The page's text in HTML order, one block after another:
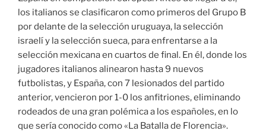
los italianos se clasificaron como primeros del Grupo B
por delante de la selección uruguaya, la selección
israelí y la selección sueca, para enfrentarse a la
selección mexicana en cuartos de final. En él, donde los
jugadores italianos alinearon hasta 9 nuevos
futbolistas, y España, con 7 lesionados del partido
anterior, vencieron por 1-0 los anfitriones, eliminando
rodeados de una gran polémica a los españoles, en lo
que sería conocido como «La Batalla de Florencia».